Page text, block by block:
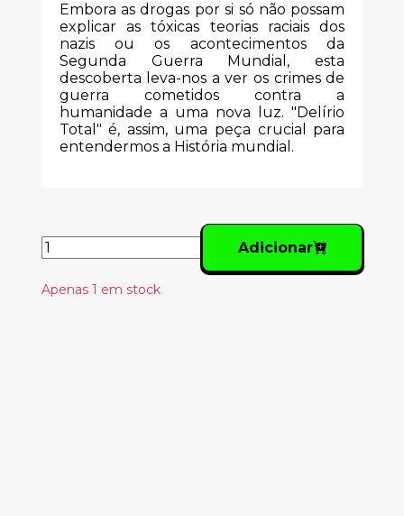
Embora as drogas por si só não possam
explicar as tóxicas teorias raciais dos
nazis ou os acontecimentos da
Segunda Guerra Mundial, esta
descoberta leva-nos a ver os crimes de
guerra cometidos contra a
humanidade a uma nova luz. "Delírio
Total" é, assim, uma peça crucial para
entendermos a História mundial.
Adicionar
Apenas 1 em stock